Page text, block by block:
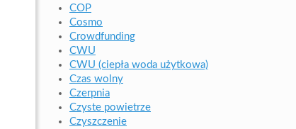
COP
Cosmo
Crowdfunding
CWU
CWU (ciepła woda użytkowa)
Czas wolny
Czerpnia
Czyste powietrze
Czyszczenie